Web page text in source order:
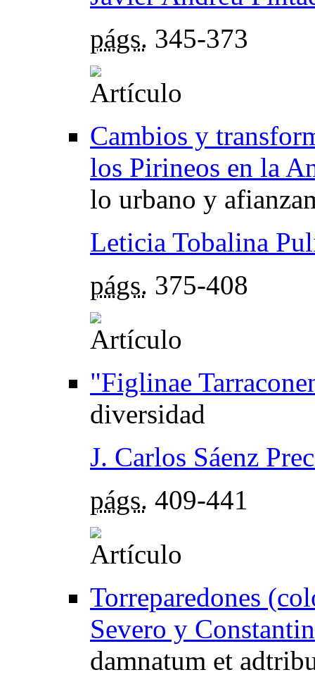
págs. 345-373
Cambios y
los Pirineos en la
lo urbano y
Leticia Tobalina
págs. 375-408
"Figlinae
diversidad
J. Carlos Sáenz
págs. 409-441
Torreparedones
Severo y
damnatum et